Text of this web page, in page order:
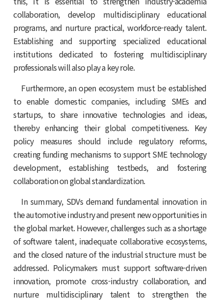
collaboration, develop multidisciplinary educational
programs, and nurture practical, workforce-ready talent.
Establishing and supporting specialized educational
institutions dedicated to fostering multidisciplinary
professionals will also play a key role.
Furthermore, an open ecosystem must be established
to enable domestic companies, including SMEs and
startups, to share innovative technologies and ideas,
thereby enhancing their global competitiveness. Key
policy measures should include regulatory reforms,
creating funding mechanisms to support SME technology
development, establishing testbeds, and fostering
collaboration on global standardization.
In summary, SDVs demand fundamental innovation in
the automotive industry and present new opportunities in
the global market. However, challenges such as a shortage
of software talent, inadequate collaborative ecosystems,
and the closed nature of the industrial structure must be
addressed. Policymakers must support software-driven
innovation, promote cross-industry collaboration, and
nurture multidisciplinary talent to strengthen the